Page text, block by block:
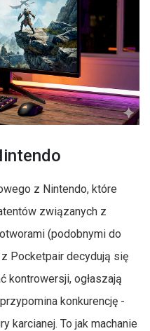
z Nintendo, które
związanych z
(podobnymi do
Pocketpair decydują się
kontrowersji, ogłaszają
konkurencję -
karcianej. To jak machanie